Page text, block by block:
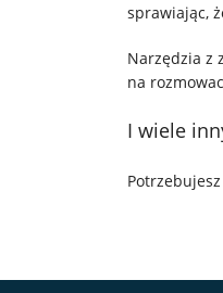
sprawiając,
Narzędzia z
na
I wiele